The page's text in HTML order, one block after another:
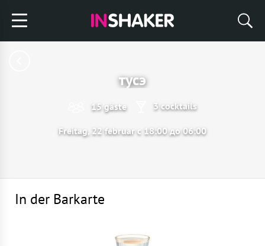
тусэ
15 gäste 3 cocktails
Freitag, 22 februar с 18:00 до 06:00
In der Barkarte